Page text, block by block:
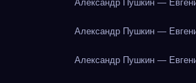
Александр Пушкин —
Александр Пушкин —
Александр Пушкин —